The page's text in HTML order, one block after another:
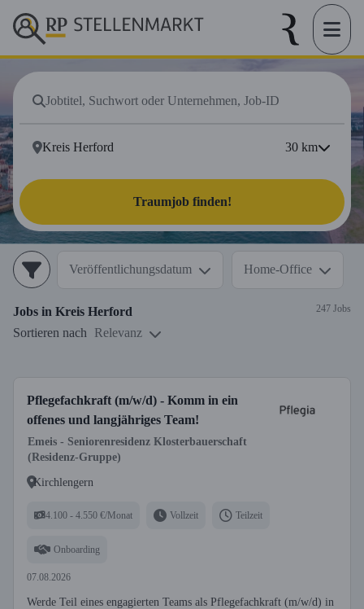
30 km
Traumjob finden!
Veröffentlichungsdatum Home-Office
Jobs in Kreis Herford 247 Jobs
Sortieren nach Relevanz
Pflegefachkraft (m/w/d) - Komm in ein
offenes und langjähriges Team!
Emeis - Seniorenresidenz Klosterbauerschaft
(Residenz-Gruppe)
Kirchlengern
4.100 - 4.550 €/Monat Vollzeit Teilzeit
Onboarding
07.08.2026
Werde Teil eines engagierten Teams als Pflegefachkraft (m/w/d) in